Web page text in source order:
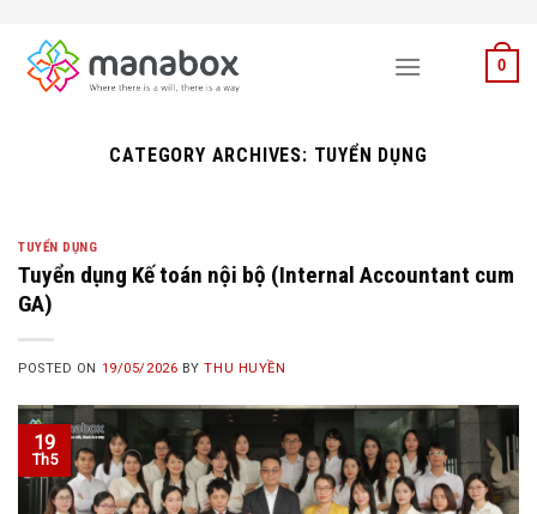
content
0
CATEGORY ARCHIVES: TUYỂN DỤNG
TUYỂN DỤNG
Tuyển dụng Kế toán nội bộ (Internal Accountant cum
GA)
POSTED ON 19/05/2026 BYTHU HUYỀN
19
Th5